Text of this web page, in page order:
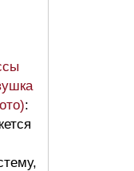
: